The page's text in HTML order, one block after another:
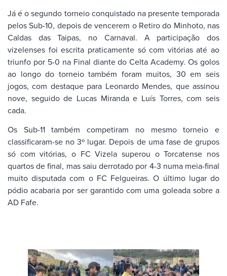
Já é o segundo torneio conquistado na presente temporada
pelos Sub-10, depois de vencerem o Retiro do Minhoto, nas
Caldas das Taipas, no Carnaval. A participação dos
vizelenses foi escrita praticamente só com vitórias até ao
triunfo por 5-0 na Final diante do Celta Academy. Os golos
ao longo do torneio também foram muitos, 30 em seis
jogos, com destaque para Leonardo Mendes, que assinou
nove, seguido de Lucas Miranda e Luís Torres, com seis
cada.
Os Sub-11 também competiram no mesmo torneio e
classificaram-se no 3º lugar. Depois de uma fase de grupos
só com vitórias, o FC Vizela superou o Torcatense nos
quartos de final, mas saiu derrotado por 4-3 numa meia-final
muito disputada com o FC Felgueiras. O último lugar do
pódio acabaria por ser garantido com uma goleada sobre a
AD Fafe.